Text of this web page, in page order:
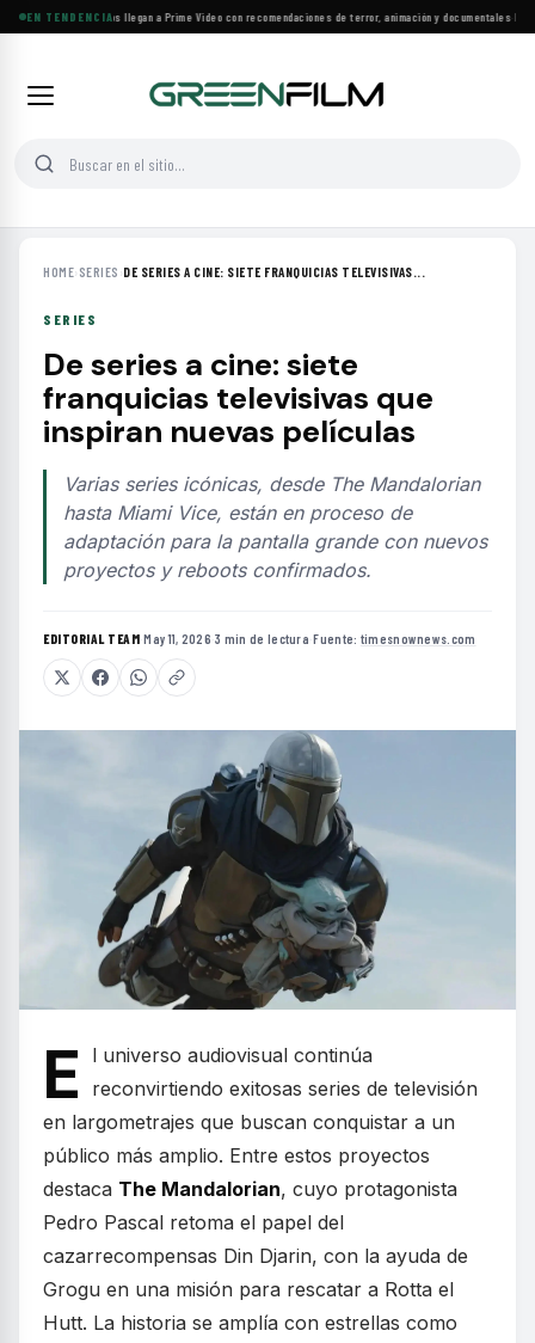
EN TENDENCIA
Más de 160 estrenos llegan a Prime Video con recomendaciones de terror, animación y documentales·Las
HOME› SERIES ›DE SERIES A CINE: SIETE FRANQUICIAS TELEVISIVAS...
SERIES
De series a cine: siete
franquicias televisivas que
inspiran nuevas películas
Varias series icónicas, desde The Mandalorian
hasta Miami Vice, están en proceso de
adaptación para la pantalla grande con nuevos
proyectos y reboots confirmados.
EDITORIAL TEAM·May 11, 2026·3 min de lectura·Fuente: timesnownews.com
E
l universo audiovisual continúa
reconvirtiendo exitosas series de televisión
en largometrajes que buscan conquistar a un
público más amplio. Entre estos proyectos
destaca The Mandalorian, cuyo protagonista
Pedro Pascal retoma el papel del
cazarrecompensas Din Djarin, con la ayuda de
Grogu en una misión para rescatar a Rotta el
Hutt. La historia se amplía con estrellas como